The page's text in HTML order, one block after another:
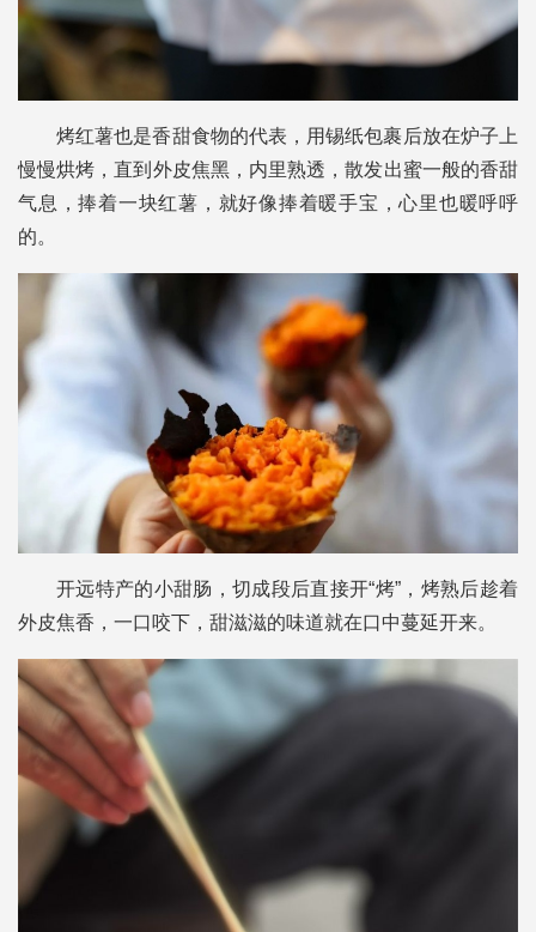
烤红薯也是香甜食物的代表，用锡纸包裹后放在炉子上
慢慢烘烤，直到外皮焦黑，内里熟透，散发出蜜一般的香甜
气息，捧着一块红薯，就好像捧着暖手宝，心里也暖呼呼
的。
开远特产的小甜肠，切成段后直接开“烤”，烤熟后趁着
外皮焦香，一口咬下，甜滋滋的味道就在口中蔓延开来。